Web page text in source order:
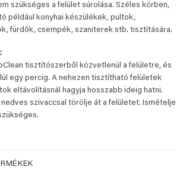
szükséges a felület súrolása. Széles körben,
például konyhai készülékek, pultok,
fürdők, csempék, szaniterek stb. tisztítására.
tisztítószerből közvetlenül a felületre, és
egy percig. A nehezen tisztítható felületek
eltávolításnál hagyja hosszabb ideig hatni.
nedves szivaccsal törölje át a felületet. Ismételje